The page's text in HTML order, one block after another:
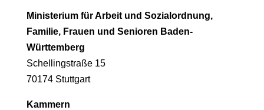
Ministerium für Arbeit und Sozialordnung,
Familie, Frauen und Senioren Baden-
Württemberg
Schellingstraße 15
70174 Stuttgart
Kammern